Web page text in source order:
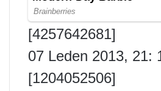
[4257642681]
07 Leden 2013, 21:
[1204052506]